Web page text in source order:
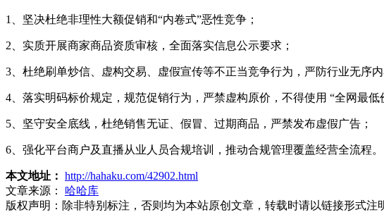
1、坚决杜绝非理性大额促销和“内卷式”恶性竞争；
2、实质开展商家商品资质审核，全面落实信息公示要求；
3、杜绝刷单炒信、虚构交易、虚假宣传等不正当竞争行为，严防行业无序内
4、落实明码标价规定，规范促销行为，严禁虚构原价，不得使用 “全网最低
5、坚守安全底线，杜绝销售无证、假冒、过期商品，严禁发布虚假广告；
6、强化平台商户及直播从业人员合规培训，推动合规管理覆盖经营全流程。
本文地址： http://hahaku.com/42902.html
文章来源：
哈哈库
版权声明： 除非特别标注，否则均为本站原创文章，转载时请以链接形式注